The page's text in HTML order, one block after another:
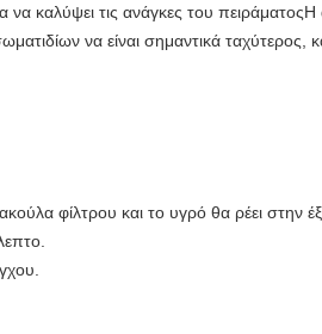
καλύψει τις ανάγκες του πειράματοςΗ
να είναι σημαντικά
φίλτρου και το υγρό θα ρέει στην